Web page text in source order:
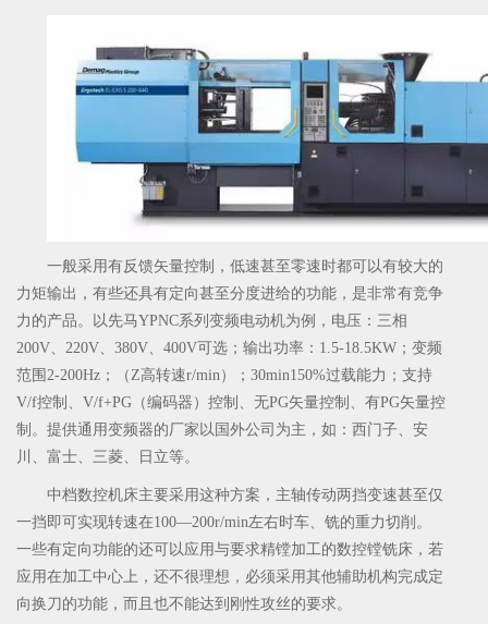
一般采用有反馈矢量控制，低速甚至零速时都可以有较大的
力矩输出，有些还具有定向甚至分度进给的功能，是非常有竞争
力的产品。以先马YPNC系列变频电动机为例，电压：三相
200V、220V、380V、400V可选；输出功率：1.5-18.5KW；变频
范围2-200Hz；（Z高转速r/min）；30min150%过载能力；支持
V/f控制、V/f+PG（编码器）控制、无PG矢量控制、有PG矢量控
制。提供通用变频器的厂家以国外公司为主，如：西门子、安
川、富士、三菱、日立等。
中档数控机床主要采用这种方案，主轴传动两挡变速甚至仅
一挡即可实现转速在100—200r/min左右时车、铣的重力切削。
一些有定向功能的还可以应用与要求精镗加工的数控镗铣床，若
应用在加工中心上，还不很理想，必须采用其他辅助机构完成定
向换刀的功能，而且也不能达到刚性攻丝的要求。